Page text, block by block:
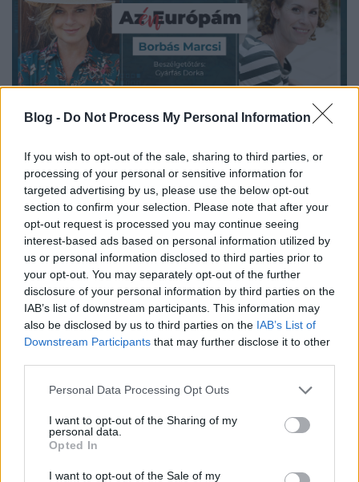
Blog - Do Not Process My Personal Information
If you wish to opt-out of the sale, sharing to third parties, or
processing of your personal or sensitive information for
targeted advertising by us, please use the below opt-out
section to confirm your selection. Please note that after your
opt-out request is processed you may continue seeing
interest-based ads based on personal information utilized by
us or personal information disclosed to third parties prior to
your opt-out. You may separately opt-out of the further
disclosure of your personal information by third parties on the
IAB’s list of downstream participants. This information may
also be disclosed by us to third parties on the IAB’s List of
Downstream Participants that may further disclose it to other
Please note that this website/app uses one or more Google
not limited to your visit or usage behaviour. You may click to
grant or deny consent to Google and its third-party tags to
use your data for below specified purposes in below Google
consent section.
Personal Data Processing Opt Outs
I want to opt-out of the Sharing of my
personal data.
Opted In
I want to opt-out of the Sale of my
intenzív játékától, a gondosan válogatott, friss
alapanyagoktól – vagy talán a mögötte ...
Klíma-stand-up Litkaival,